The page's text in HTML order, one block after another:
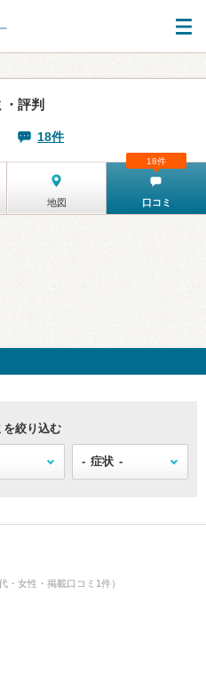
評判
18件
地図 口コミ
18件
を絞り込む
・女性・掲載口コミ1件）